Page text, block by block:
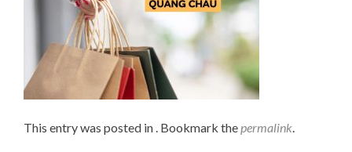
This entry was posted in . Bookmark thepermalink.